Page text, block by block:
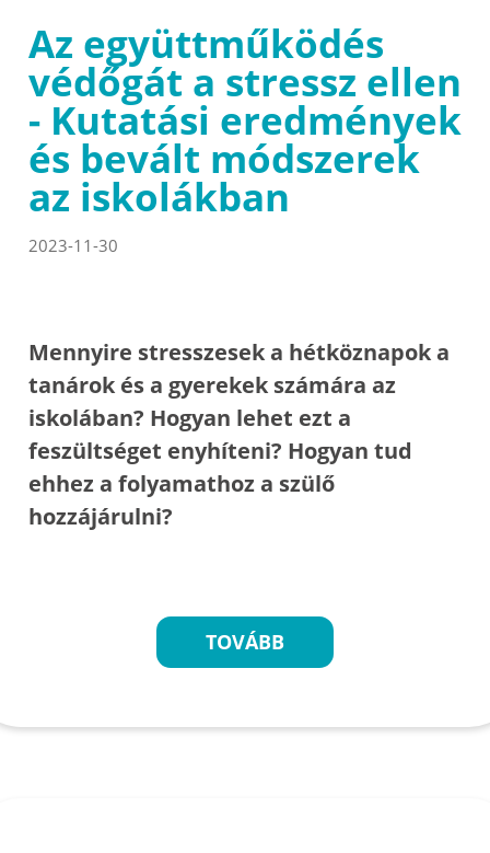
Az együttműködés
védőgát a stressz ellen
- Kutatási eredmények
és bevált módszerek
az iskolákban
2023-11-30
Mennyire stresszesek a hétköznapok a
tanárok és a gyerekek számára az
iskolában? Hogyan lehet ezt a
feszültséget enyhíteni? Hogyan tud
ehhez a folyamathoz a szülő
hozzájárulni?
TOVÁBB